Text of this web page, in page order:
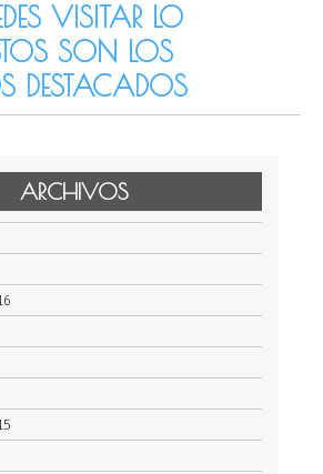
VISITAR LO
SON LOS
DESTACADOS
ARCHIVOS